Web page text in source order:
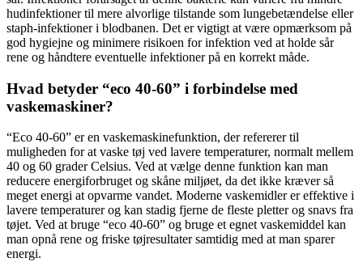
hudinfektioner til mere alvorlige tilstande som lungebetændelse eller
staph-infektioner i blodbanen. Det er vigtigt at være opmærksom på
god hygiejne og minimere risikoen for infektion ved at holde sår
rene og håndtere eventuelle infektioner på en korrekt måde.
Hvad betyder “eco 40-60” i forbindelse med
vaskemaskiner?
“Eco 40-60” er en vaskemaskinefunktion, der refererer til
muligheden for at vaske tøj ved lavere temperaturer, normalt mellem
40 og 60 grader Celsius. Ved at vælge denne funktion kan man
reducere energiforbruget og skåne miljøet, da det ikke kræver så
meget energi at opvarme vandet. Moderne vaskemidler er effektive i
lavere temperaturer og kan stadig fjerne de fleste pletter og snavs fra
tøjet. Ved at bruge “eco 40-60” og bruge et egnet vaskemiddel kan
man opnå rene og friske tøjresultater samtidig med at man sparer
energi.